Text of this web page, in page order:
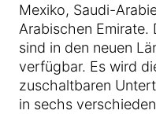
Mexiko, Saudi-
Arabischen Emirate.
sind in den neuen
verfügbar. Es wird
zuschaltbaren
in sechs